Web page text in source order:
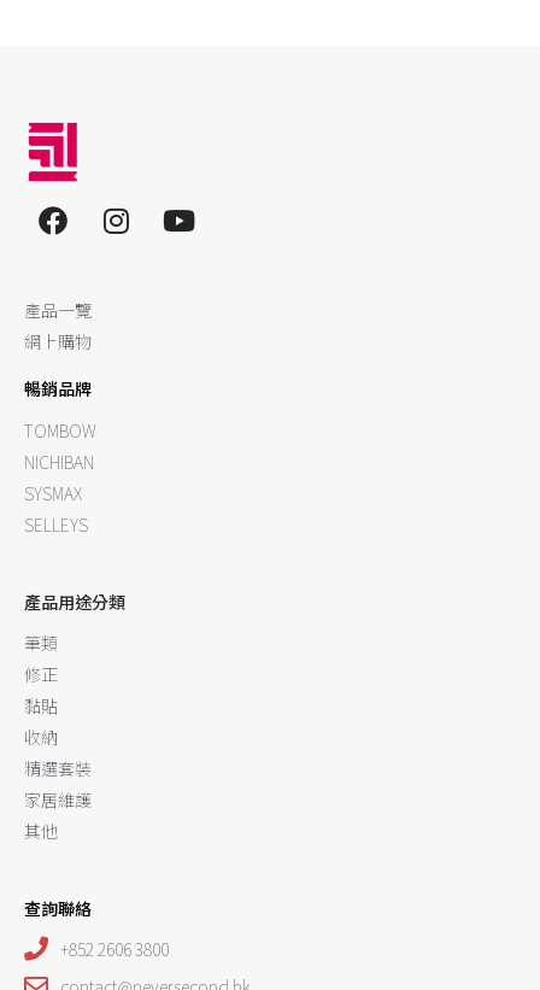
產品一覽
網上購物
暢銷品牌
TOMBOW
NICHIBAN
SYSMAX
SELLEYS
產品用途分類
筆類
修正
黏貼
收納
精選套裝
家居維護
其他
查詢聯絡
+852 2606 3800